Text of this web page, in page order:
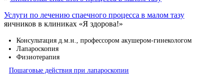
Услуги по лечению спаечного процесса в малом тазу
яичников в клиниках «Я здорова!»
Консультация д.м.н., профессором акушером-гинекологом
Лапароскопия
Физиотерапия
Пошаговые действия при лапароскопии